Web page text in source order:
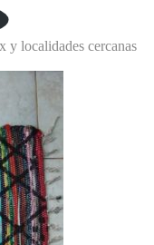
y localidades cercanas